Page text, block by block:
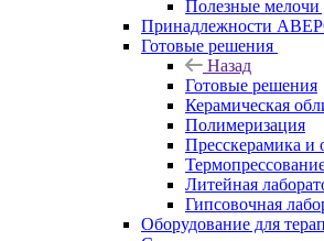
Полезные мелочи
Принадлежности
Готовые решения
Назад
Готовые решения
Керамическая
Полимеризация
Пресскерамика и
Литейная
Гипсовочная
Оборудование для